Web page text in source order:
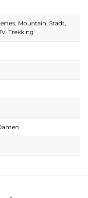
Mountain, Stadt,
Trekking